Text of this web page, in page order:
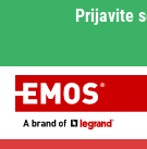
Prijavite